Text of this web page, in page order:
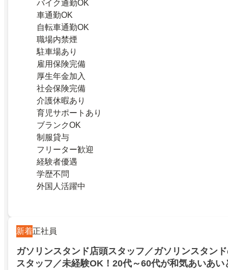
バイク通勤OK
車通勤OK
自転車通勤OK
職場内禁煙
駐車場あり
雇用保険完備
厚生年金加入
社会保険完備
介護休暇あり
育児サポートあり
ブランクOK
制服貸与
フリーター歓迎
経験者優遇
学歴不問
外国人活躍中
新着正社員
ガソリンスタンド店頭スタッフ／ガソリンスタン
スタッフ／未経験OK！20代～60代が和気あいあい